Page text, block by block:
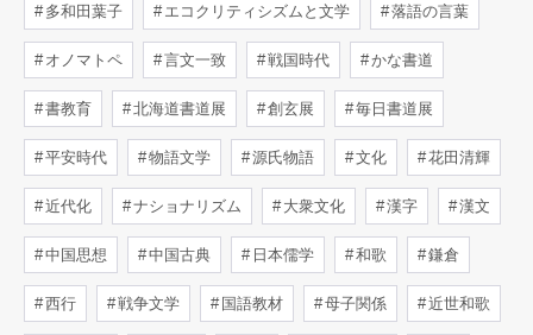
多和田葉子 エコクリティシズムと文学 落語の言葉
オノマトペ 言文一致 戦国時代 かな書道
書教育 北海道書道展 創玄展 毎日書道展
平安時代 物語文学 源氏物語 文化 花田清輝
近代化 ナショナリズム 大衆文化 漢字 漢文
中国思想 中国古典 日本儒学 和歌 鎌倉
西行 戦争文学 国語教材 母子関係 近世和歌